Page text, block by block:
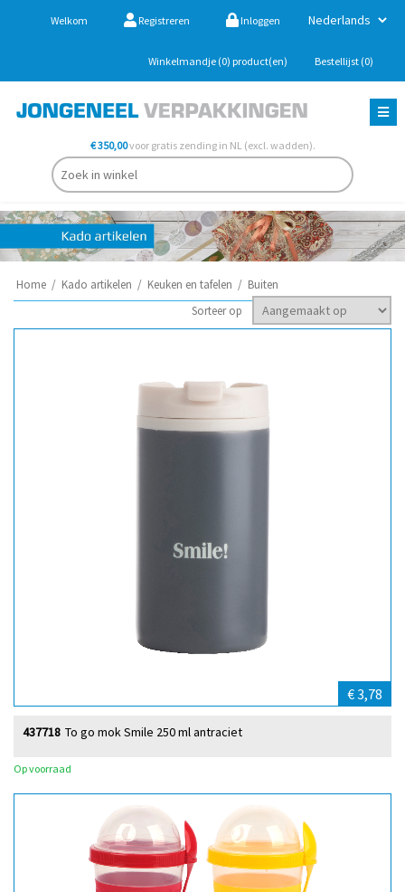
Welkom Registreren Inloggen
Winkelmandje (0) product(en) Bestellijst (0)
€ 350,00voor gratis zending in NL (excl. wadden).
Home / Kado artikelen / Keuken en tafelen / Buiten
Sorteer op
€ 3,78
To go mok Smile 250 ml antraciet
437718
Op voorraad